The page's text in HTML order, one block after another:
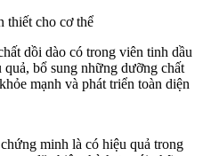
thiết cho cơ thể
dồi dào có trong viên tinh dầu
bổ sung những dưỡng chất
mạnh và phát triển toàn diện
minh là có hiệu quả trong